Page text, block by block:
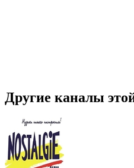
Другие каналы